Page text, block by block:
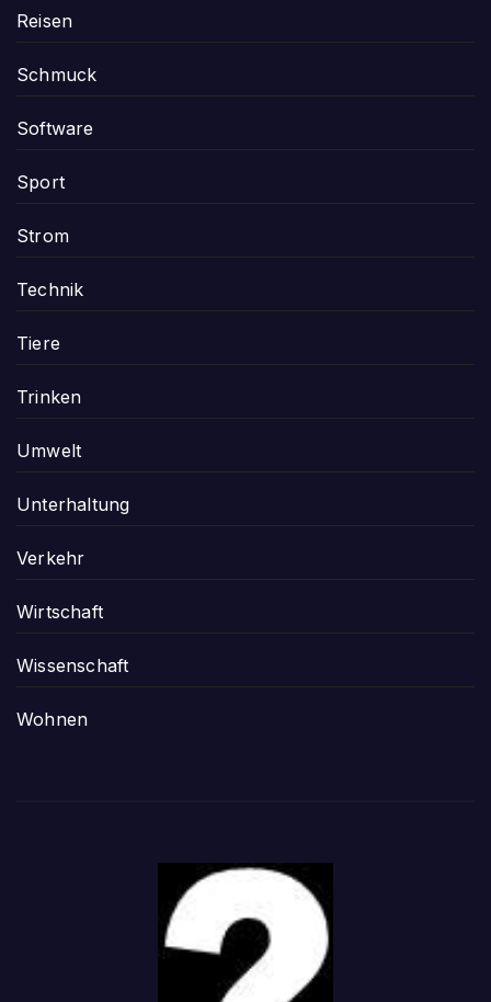
Reisen
Schmuck
Software
Sport
Strom
Technik
Tiere
Trinken
Umwelt
Unterhaltung
Verkehr
Wirtschaft
Wissenschaft
Wohnen